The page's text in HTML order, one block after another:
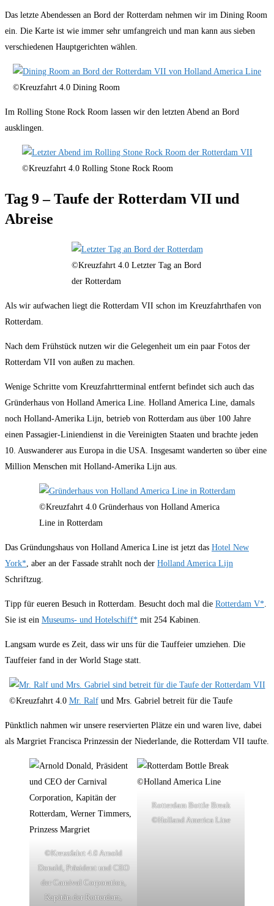
Das letzte Abendessen an Bord der Rotterdam nehmen wir im Dining Room
ein. Die Karte ist wie immer sehr umfangreich und man kann aus sieben
verschiedenen Hauptgerichten wählen.
©Kreuzfahrt 4.0 Dining Room
Im Rolling Stone Rock Room lassen wir den letzten Abend an Bord
ausklingen.
©Kreuzfahrt 4.0 Rolling Stone Rock Room
Tag 9 – Taufe der Rotterdam VII und
Abreise
©Kreuzfahrt 4.0 Letzter Tag an Bord
der Rotterdam
Als wir aufwachen liegt die Rotterdam VII schon im Kreuzfahrthafen von
Rotterdam.
Nach dem Frühstück nutzen wir die Gelegenheit um ein paar Fotos der
Rotterdam VII von außen zu machen.
Wenige Schritte vom Kreuzfahrtterminal entfernt befindet sich auch das
Gründerhaus von Holland America Line. Holland America Line, damals
noch Holland-Amerika Lijn, betrieb von Rotterdam aus über 100 Jahre
einen Passagier-Liniendienst in die Vereinigten Staaten und brachte jeden
10. Auswanderer aus Europa in die USA. Insgesamt wanderten so über eine
Million Menschen mit Holland-Amerika Lijn aus.
©Kreuzfahrt 4.0 Gründerhaus von Holland America
Line in Rotterdam
Das Gründungshaus von Holland America Line ist jetzt das Hotel New
York*, aber an der Fassade strahlt noch der Holland America Lijn
Schriftzug.
Tipp für eueren Besuch in Rotterdam. Besucht doch mal die Rotterdam V*.
Sie ist ein Museums- und Hotelschiff* mit 254 Kabinen.
Langsam wurde es Zeit, dass wir uns für die Tauffeier umziehen. Die
Tauffeier fand in der World Stage statt.
©Kreuzfahrt 4.0 Mr. Ralfund Mrs. Gabriel betreit für die Taufe
Pünktlich nahmen wir unsere reservierten Plätze ein und waren live, dabei
als Margriet Francisca Prinzessin der Niederlande, die Rotterdam VII taufte.
©Kreuzfahrt 4.0 Arnold
Donald, Präsident und CEO
der Carnival Corporation,
Kapitän der Rotterdam,
Rotterdam Bottle Break
©Holland America Line